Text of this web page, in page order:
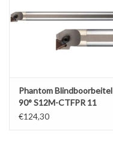
Phantom Blindboorbeitel
90° S12M-CTFPR 11
€124,30